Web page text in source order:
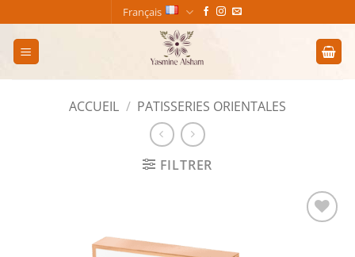
au
contenu
Français
ACCUEIL / PATISSERIES ORIENTALES
FILTRER